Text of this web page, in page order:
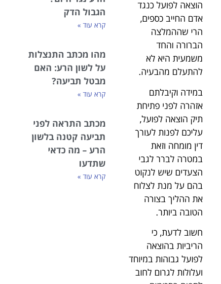
הוצאה לפועל כנגד
אדם החייב כספים,
הרי שההמלצה
הברורה והחד
משמעית היא לא
להתעלם מהבעיה.
במידה וקיבלתם
אזהרה לפני פתיחת
תיק הוצאה לפועל,
עליכם לפנות לעורך
דין מומחה וזאת
במטרה לברר לגבי
הצעדים שיש לנקוט
בהם על מנת לצלוח
את ההליך בצורה
הטובה ביותר.
חשוב לדעת, כי
הריביות בהוצאה
לפועל גבוהות במיוחד
ועלולות לגרום לחוב
הגבול הדק
קרא עוד »
מהו מכתב התנצלות
על לשון הרע: האם
מבטל תביעה?
קרא עוד »
מכתב התראה לפני
תביעה קטנה בלשון
הרע – מה כדאי
שתדעו
קרא עוד »